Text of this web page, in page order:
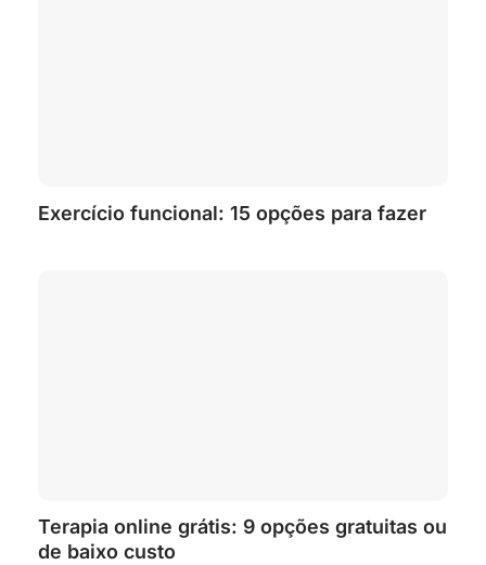
Exercício funcional: 15 opções para fazer
Terapia online grátis: 9 opções gratuitas ou
de baixo custo